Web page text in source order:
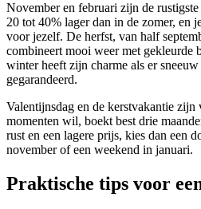
November en februari zijn de
20 tot 40% lager dan in de zomer, en
voor jezelf. De herfst, van half
combineert mooi weer met gekleurde
winter heeft zijn charme als er
gegarandeerd.
Valentijnsdag en de kerstvakantie
momenten wil, boekt best drie
rust en een lagere prijs, kies dan een
november of een weekend in januari.
Praktische tips voor